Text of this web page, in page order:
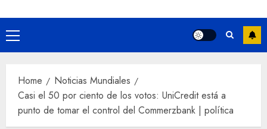
Home
Noticias Mundiales
Casi el 50 por ciento de los votos: UniCredit está a
punto de tomar el control del Commerzbank | política